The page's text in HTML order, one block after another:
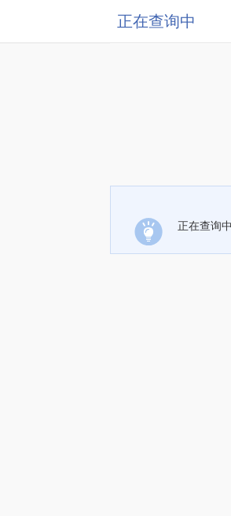
正在查询中
正在查询